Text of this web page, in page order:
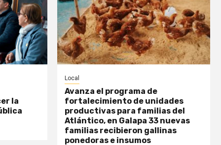
la
Local
Avanza el programa de
fortalecimiento de unidades
productivas para familias del
Atlántico, en Galapa 33 nuevas
familias recibieron gallinas
ponedoras e insumos